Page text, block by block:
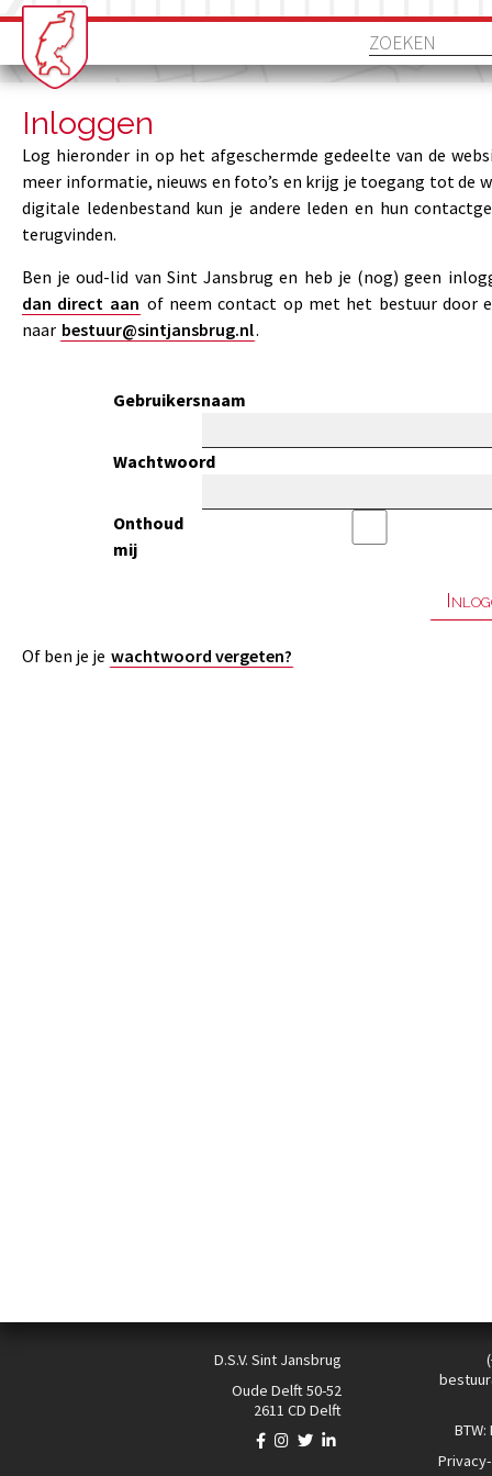
Inloggen
Log hieronder in op het afgeschermde gedeelte van de
meer informatie, nieuws en foto’s en krijg je toegang tot de
digitale ledenbestand kun je andere leden en hun
terugvinden.
Ben je oud-lid van Sint Jansbrug en heb je (nog) geen
dan direct aan of neem contact op met het bestuur door
naar bestuur@sintjansbrug.nl.
Gebruikersnaam
Wachtwoord
Onthoud
mij
Of ben je je wachtwoord vergeten?
D.S.V. Sint Jansbrug
Oude Delft 50-52
2611 CD Delft